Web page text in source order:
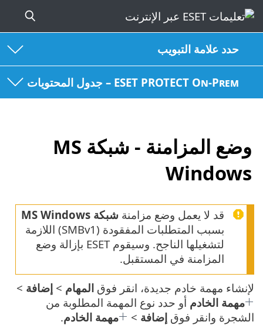
حدد علامة التبويب
ESET PROTECT On-Prem – جدول المحتويات
وضع المزامنة - شبكة MS
Windows
قد لا يعمل وضع مزامنة شبكة MS Windows
بسبب المتطلبات المفقودة (SMBv1) اللازمة
لتشغيلها الناجح. وسيقوم ESET بإزالة وضع
المزامنة في المستقبل.
لإنشاء مهمة خادم جديدة، انقر فوق المهام > إضافة >
مهمة الخادم أو حدد نوع المهمة المطلوبة من
الشجرة وانقر فوق إضافة > مهمة الخادم.